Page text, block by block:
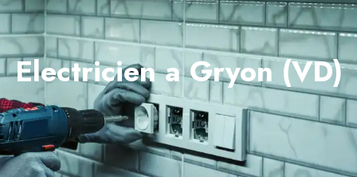
Electricien a Gryon (VD)